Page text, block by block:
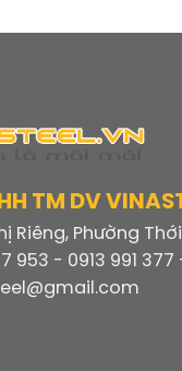
TM DV
Riêng, Phường Thới
953 - 0913 991 377